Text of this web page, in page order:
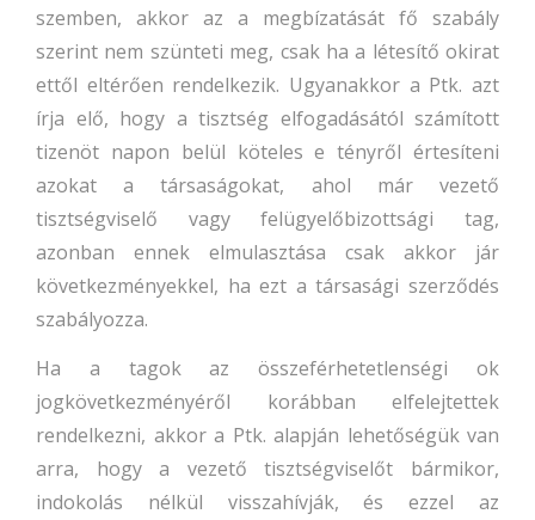
szemben, akkor az a megbízatását fő szabály
szerint nem szünteti meg, csak ha a létesítő okirat
ettől eltérően rendelkezik. Ugyanakkor a Ptk. azt
írja elő, hogy a tisztség elfogadásától számított
tizenöt napon belül köteles e tényről értesíteni
azokat a társaságokat, ahol már vezető
tisztségviselő vagy felügyelőbizottsági tag,
azonban ennek elmulasztása csak akkor jár
következményekkel, ha ezt a társasági szerződés
szabályozza.
Ha a tagok az összeférhetetlenségi ok
jogkövetkezményéről korábban elfelejtettek
rendelkezni, akkor a Ptk. alapján lehetőségük van
arra, hogy a vezető tisztségviselőt bármikor,
indokolás nélkül visszahívják, és ezzel az